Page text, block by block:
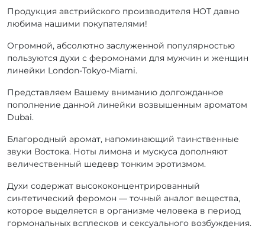
Продукция австрийского производителя HOT давно
любима нашими покупателями!
Огромной, абсолютно заслуженной популярностью
пользуются духи с феромонами для мужчин и женщин
линейки London-Tokyo-Miami.
Представляем Вашему вниманию долгожданное
пополнение данной линейки возвышенным ароматом
Dubai.
Благородный аромат, напоминающий таинственные
звуки Востока. Ноты лимона и мускуса дополняют
величественный шедевр тонким эротизмом.
Духи содержат высококонцентрированный
синтетический феромон — точный аналог вещества,
которое выделяется в организме человека в период
гормональных всплесков и сексуального возбуждения.